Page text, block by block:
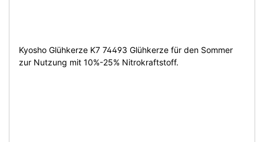
Kyosho Glühkerze K7 74493 Glühkerze für den Sommer
zur Nutzung mit 10%-25% Nitrokraftstoff.